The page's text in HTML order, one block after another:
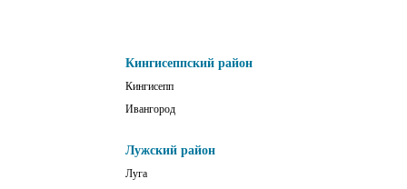
Кингисеппский район
Кингисепп
Ивангород
Лужский район
Луга